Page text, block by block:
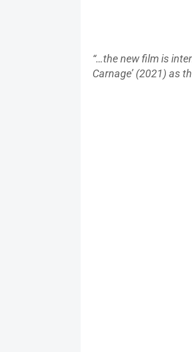
“…the new film is
Carnage’ (2021) as